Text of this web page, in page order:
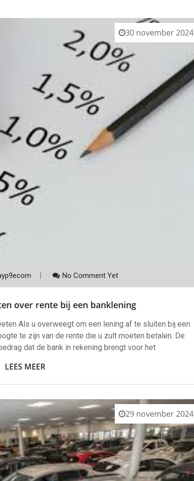
30 november 2024
No Comment Yet
over rente bij een banklening
Als u overweegt om een lening af te sluiten bij een
te zijn van de rente die u zult moeten betalen. De
dat de bank in rekening brengt voor het
LEES MEER
29 november 2024